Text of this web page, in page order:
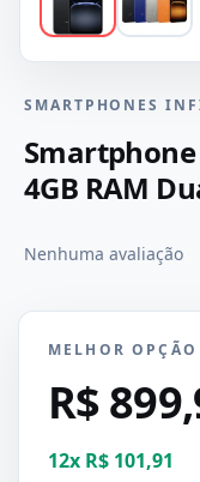
SMARTPHONES
4GB RAM
Nenhuma avaliação
MELHOR OPÇÃO
R$
12x R$ 101,91